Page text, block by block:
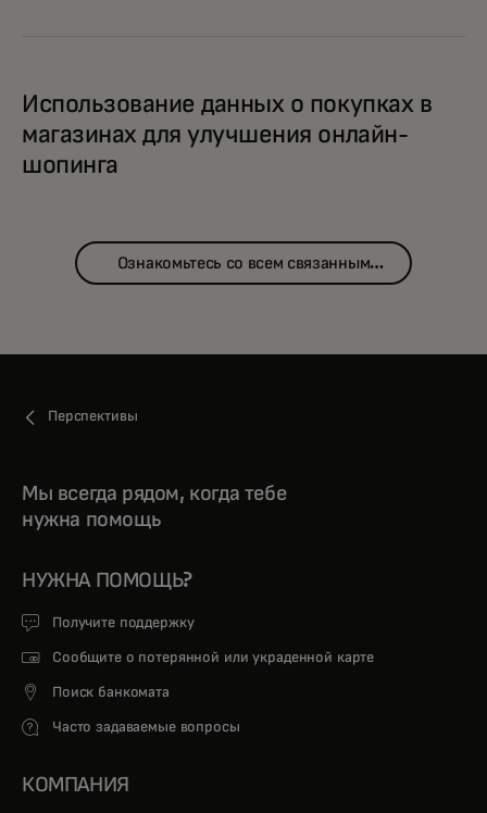
Использование данных о покупках в
магазинах для улучшения онлайн-
шопинга
Ознакомьтесь со всем связанным
Перспективы
Мы всегда рядом, когда тебе
нужна помощь
НУЖНА ПОМОЩЬ?
Получите поддержку
Сообщите о потерянной или украденной карте
Поиск банкомата
Часто задаваемые вопросы
КОМПАНИЯ